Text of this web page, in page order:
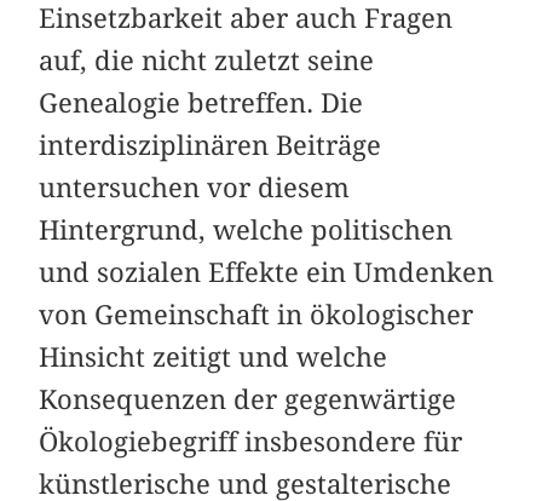
Einsetzbarkeit aber auch Fragen
auf, die nicht zuletzt seine
Genealogie betreffen. Die
interdisziplinären ­Beiträge
untersuchen vor diesem
Hintergrund, welche politischen
und sozialen Effekte ein Umdenken
von Gemeinschaft in ökologischer
Hinsicht zeitigt und welche
Konsequenzen der gegenwärtige
Ökologiebegriff insbesondere für
künstlerische und ­gestalterische